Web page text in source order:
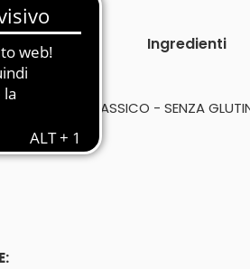
Ingredienti
- GUSTO CLASSICO - SENZA